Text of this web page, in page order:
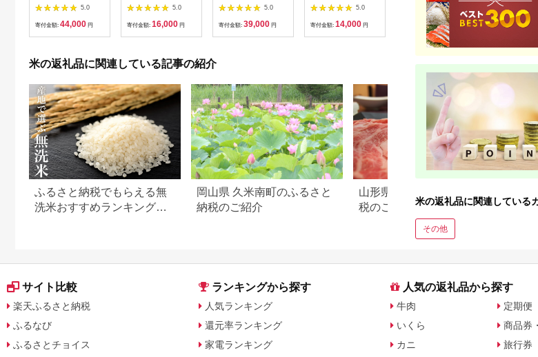
(6.5kg×2袋) 【2025
年10月上旬より順次
発送開始】 ブレンド
5.0
寄付金額: 44,000 円
和7年産 白米 田口商
店 農家直送 秋田県産
[米 あきたこまち 白米
5.0
寄付金額: 16,000 円
月連続お届け 米 お
米 新潟 新潟県 | お
米 こめ 白米 食品 人
5.0
寄付金額: 39,000 円
まる 精米2kg ご飯 お
弁当 おにぎり 冷めて
も美味しい 愛媛県産
5.0
寄付金額: 14,000 円
回 3ヶ月 連続 お届け
盛岡市産 いわて米 ブ
ランド米 精米 白米 米
お米 こめ コメ ライス
ご飯 ごはん 美味しい
直送 盛岡 佐々木米穀
5.0
寄付金額:82,500
りか 10kg
寄付金額:
米の返礼品に関連している記事の紹介
ふるさと納税でもらえる無
洗米おすすめランキング
岡山県 久米南町のふるさと
納税のご紹介
山形県 米沢市のふるさと納
税のご紹介
税
米の返礼品に関連している
その他
サイト比較
楽天ふるさと納税
ふるなび
ふるさとチョイス
ランキングから探す
人気ランキング
還元率ランキング
家電ランキング
人気の返礼品から探す
牛肉
いくら
カニ
定期便
商品券
旅行券